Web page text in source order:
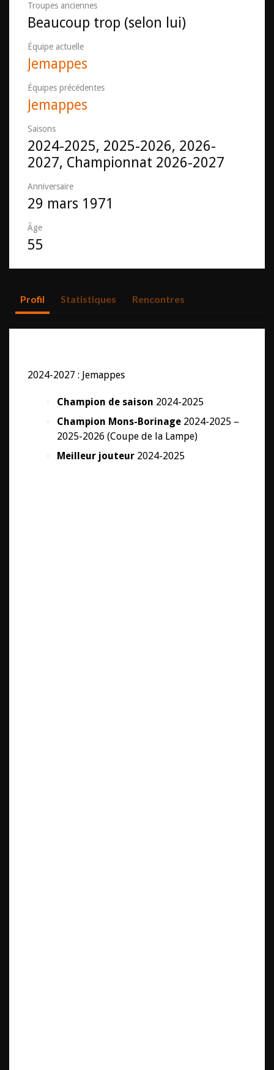
Troupes anciennes
Beaucoup trop (selon lui)
Équipe actuelle
Jemappes
Équipes précédentes
Jemappes
Saisons
2024-2025, 2025-2026, 2026-
2027, Championnat 2026-2027
Anniversaire
29 mars 1971
Âge
55
Profil Statistiques Rencontres
2024-2027 : Jemappes
Champion de saison 2024-2025
Champion Mons-Borinage 2024-2025 –
2025-2026 (Coupe de la Lampe)
Meilleur jouteur 2024-2025